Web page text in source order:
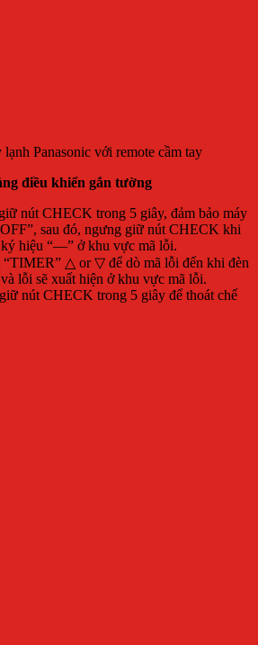
Panasonic với remote cầm tay
điều khiển gắn tường
nút CHECK trong 5 giây, đảm bảo máy
sau đó, ngưng giữ nút CHECK khi
hiệu “—” ở khu vực mã lỗi.
“TIMER” △ or ▽ để dò mã lỗi đến khi đèn
lỗi sẽ xuất hiện ở khu vực mã lỗi.
nút CHECK trong 5 giây để thoát chế